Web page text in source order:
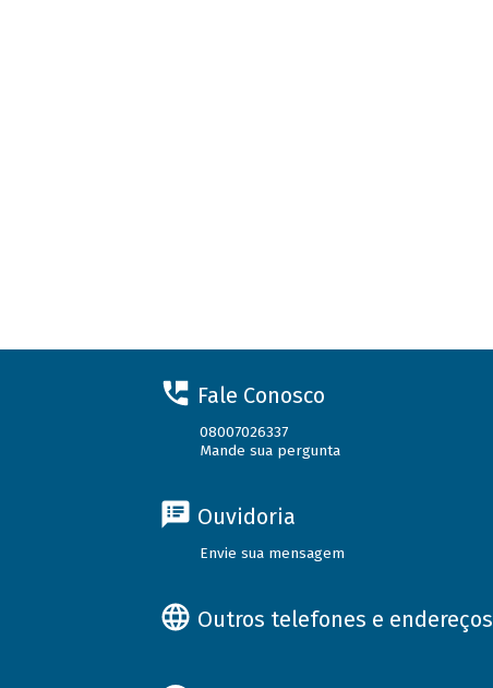
Fale Conosco
08007026337
Mande sua pergunta
Ouvidoria
Envie sua mensagem
Outros telefones e endereços